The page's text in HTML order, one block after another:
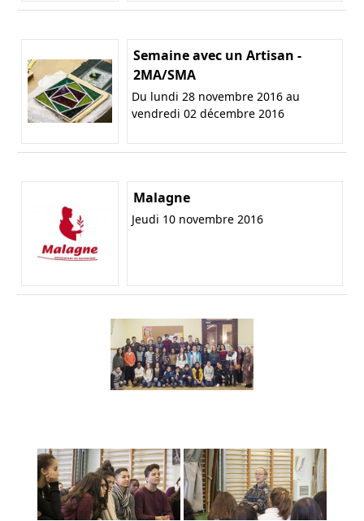
Semaine avec un Artisan -
2MA/SMA
Du lundi 28 novembre 2016 au
vendredi 02 décembre 2016
Malagne
Jeudi 10 novembre 2016